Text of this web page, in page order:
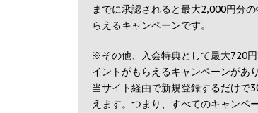
までに承認されると最大2,000円分の
らえるキャンペーンです。
※その他、入会特典として最大720円
イントがもらえるキャンペーンがあ
当サイト経由で新規登録するだけで
えます。つまり、すべてのキャンペ